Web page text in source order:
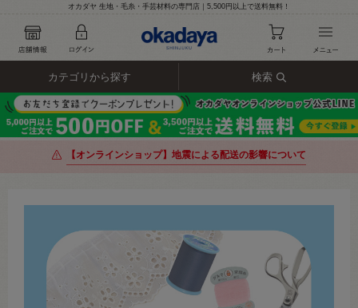
オカダヤ 生地・毛糸・手芸材料の専門店｜5,500円以上で送料無料！
カテゴリから探す 検索
【オンラインショップ】地震による配送の影響について